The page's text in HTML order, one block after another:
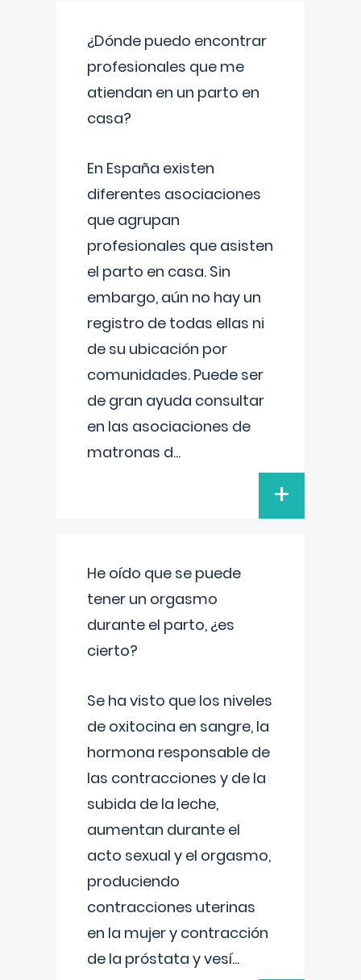
¿Dónde puedo encontrar
profesionales que me
atiendan en un parto en
casa?
En España existen
diferentes asociaciones
que agrupan
profesionales que asisten
el parto en casa. Sin
embargo, aún no hay un
registro de todas ellas ni
de su ubicación por
comunidades. Puede ser
de gran ayuda consultar
en las asociaciones de
matronas d...
+
He oído que se puede
tener un orgasmo
durante el parto, ¿es
cierto?
Se ha visto que los niveles
de oxitocina en sangre, la
hormona responsable de
las contracciones y de la
subida de la leche,
aumentan durante el
acto sexual y el orgasmo,
produciendo
contracciones uterinas
en la mujer y contracción
de la próstata y vesí...